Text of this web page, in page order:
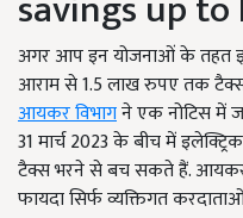
अगर आप इन योजनाओं के तहत
आराम से 1.5 लाख रुपए तक
आयकर विभागने एक नोटिस में
31 मार्च 2023 के बीच में
टैक्स भरने से बच सकते हैं. आयकर
फायदा सिर्फ व्यक्तिगत